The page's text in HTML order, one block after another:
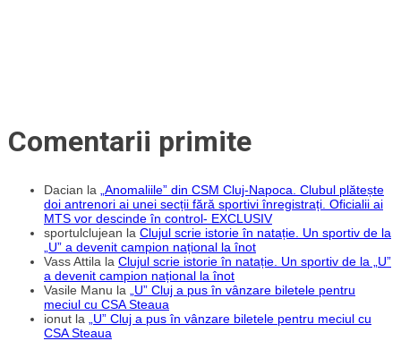
Comentarii primite
Dacian la
„Anomaliile” din CSM Cluj-Napoca. Clubul plătește
doi antrenori ai unei secții fără sportivi înregistrați. Oficialii ai
MTS vor descinde în control- EXCLUSIV
sportulclujean la Clujul scrie istorie în natație. Un sportiv de la
„U” a devenit campion național la înot
Vass Attila la Clujul scrie istorie în natație. Un sportiv de la „U”
a devenit campion național la înot
Vasile Manu la
„U” Cluj a pus în vânzare biletele pentru
meciul cu CSA Steaua
ionut la
„U” Cluj a pus în vânzare biletele pentru meciul cu
CSA Steaua